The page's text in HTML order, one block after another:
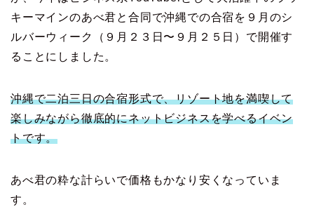
キーマインのあべ君と合同で沖縄での合宿を９月のシ
ルバーウィーク（９月２３日〜９月２５日）で開催す
ることにしました。
沖縄で二泊三日の合宿形式で、リゾート地を満喫して
楽しみながら徹底的にネットビジネスを学べるイベン
トです。
あべ君の粋な計らいで価格もかなり安くなっていま
す。